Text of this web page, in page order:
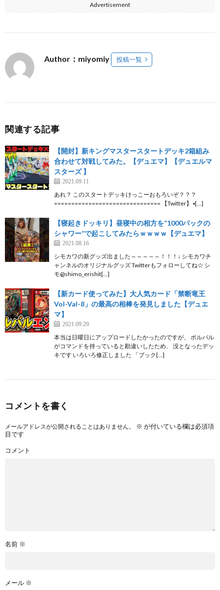
Advertisement
Author：miyomiy 投稿一覧
関連する記事
【開封】新キングマスタースタートデッキ2箱組み
合わせて対戦してみた。【デュエマ】【デュエルマ
スターズ 】
2021.09.11
あれ？ このスタートデッキけっこーおもろいぞ？？？
=============================== 【Twitter】 ▪[…]
【寝起きドッキリ】昼寝中の相方を”1000パックの
シャワー”で起こしてみたらｗｗｗｗ【デュエマ】
2021.08.16
シモカワの新グッズ出ました～～～～～！！！↓ シモカワチ
ャンネルのオリジナルグッズ Twitterもフォローしてね☆ シ
モ@shimo_erishit[…]
【新カード使ってみた】大人気カード「禁断竜王
Vol-Val-8」の最高の相棒を発見しました【デュエ
マ】
2021.09.29
本当は日曜日にアップロードしたかったのですが、 ボルバル
がコマンドを持っていると勘違いしたため、 没となったデッ
キです いろいろ修正しました 「ブック[…]
コメントを書く
メールアドレスが公開されることはありません。 ※ が付いている欄は必須項
目です
コメント
名前 ※
メール ※